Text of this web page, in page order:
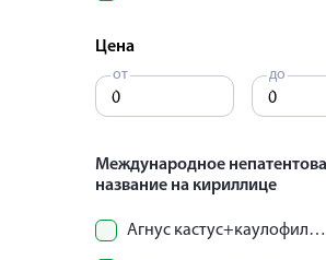
Цена
от до
Международное
название на кириллице
Агнус кастус+каулофиллум+цикламен+игнация+ирис+лилиум тигринум